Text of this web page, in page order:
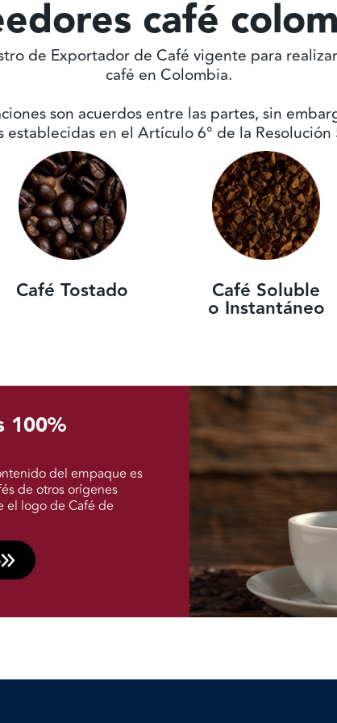
café
de Exportador de Café vigente para
café en Colombia.
son acuerdos entre las partes, sin
en el Artículo 6° de la
Café Tostado Café Soluble
o Instantáneo
100%
del empaque es
de otros orígenes
el logo de Café de